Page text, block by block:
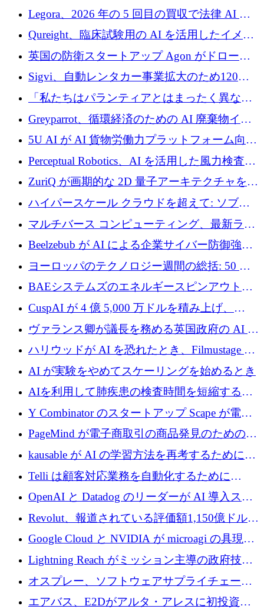
ンを得たロボット ソフトウェアを拡張するた
めに 58 万 5,000 ポンドを調達
Legora、2026 年の 5 回目の買収で法律 AI ス
タートアップ Wexler を買収
Qureight、臨床試験用の AI を活用したイメー
ジング プラットフォームを拡張するためにシ
リーズ B で 2,000 万ドルを確保
英国の防衛スタートアップ Agon がドローン
攻撃に対抗する仮想戦場を構築、3,000 万ドル
を調達
Sigvi、自動レンタカー事業拡大のため120万
ユーロを調達
「私たちはパランティアとはまったく異なる
会社です」とフランス人の「控えめな」後任
者は言う
Greyparrot、循環経済のための AI 廃棄物イン
テリジェンスを拡張するためにシリーズ B で
2,700 万ドルを確保
5U AI が AI 貨物労働力プラットフォーム向け
に 320 万ドルのプレシードを獲得
Perceptual Robotics、AI を活用した風力検査の
規模拡大に向けて 400 万ポンド以上を確保
ZuriQ が画期的な 2D 量子アーキテクチャを拡
張するために 2,550 万ドルを調達
ハイパースケール クラウドを超えて: ソブリ
ン コンピューティングに対する DFINITY の
ビジョン
マルチバース コンピューティング、最新ラウ
ンドで最大 5 億 7,000 万ドルを目標
Beelzebub が AI による企業サイバー防御強化
のために 300 万ユーロを調達
ヨーロッパのテクノロジー週間の総括: 50 以
上の取引に 10 億ユーロ以上を投資
BAEシステムズのエネルギースピンアウト原
子力タービンが1500万ポンドの資金調達でス
テルスから浮上
CuspAI が 4 億 5,000 万ドルを積み上げ、
Resist.UA が 5,000 万ユーロの基金を立ち上
げ、DSIT が廃止される
ヴァランス卿が議長を務める英国政府の AI タ
スクフォースが発足
ハリウッドが AI を恐れたとき、Filmustage は
代わりにプリプロダクションに賭けました
AI が実験をやめてスケーリングを始めるとき
AIを利用して肺疾患の検査時間を短縮する英
国のヘルステック挑戦者が1900万ドルを獲得
Y Combinator のスタートアップ Scape が電子
メールを再考するために 320 万ドルを調達し
てステルスから浮上
PageMind が電子商取引の商品発見のための
AI を拡張するために 120 万ユーロを調達
kausable が AI の学習方法を再考するために
1,200 万ユーロを調達
Telli は顧客対応業務を自動化するために
1,500 万ドルのシードを確保
OpenAI と Datadog のリーダーが AI 導入スタ
ートアップ Arrakis を支援
Revolut、報道されている評価額1,150億ドルで
の新たな二次株式売却を確認
Google Cloud と NVIDIA が microagi の具現化
された AI の野望を推進
Lightning Reach がミッション主導の政府技術
グループとしてポートフォリオを拡大し ETG
に買収
オスプレー、ソフトウェアサプライチェーン
攻撃を阻止するために265万ドルを確保
エアバス、E2Dがアルタ・アレスに初投資、